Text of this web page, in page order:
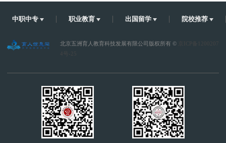
中职中专 职业教育 出国留学 院校推荐
北京五洲育人教育科技发展有限公司版权所有 ©
京ICP备1200207
4号-25